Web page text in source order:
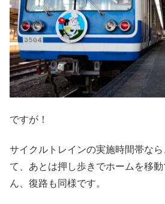
ですが！
サイクルトレインの実施時間帯な
て、あとは押し歩きでホームを移
ん、復路も同様です。